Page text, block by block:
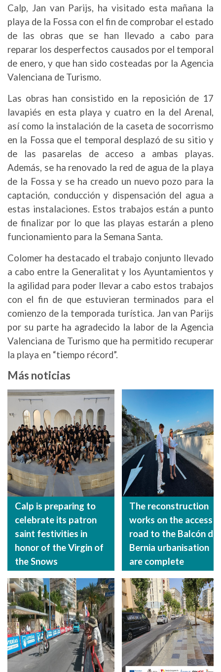
Calp, Jan van Parijs, ha visitado esta mañana la
playa de la Fossa con el fin de comprobar el estado
de las obras que se han llevado a cabo para
reparar los desperfectos causados por el temporal
de enero, y que han sido costeadas por la Agencia
Valenciana de Turismo.
Las obras han consistido en la reposición de 17
lavapiés en esta playa y cuatro en la del Arenal,
así como la instalación de la caseta de socorrismo
en la Fossa que el temporal desplazó de su sitio y
de las pasarelas de acceso a ambas playas.
Además, se ha renovado la red de agua de la playa
de la Fossa y se ha creado un nuevo pozo para la
captación, conducción y dispensación del agua a
estas instalaciones. Estos trabajos están a punto
de finalizar por lo que las playas estarán a pleno
funcionamiento para la Semana Santa.
Colomer ha destacado el trabajo conjunto llevado
a cabo entre la Generalitat y los Ayuntamientos y
la agilidad para poder llevar a cabo estos trabajos
con el fin de que estuvieran terminados para el
comienzo de la temporada turística. Jan van Parijs
por su parte ha agradecido la labor de la Agencia
Valenciana de Turismo que ha permitido recuperar
la playa en “tiempo récord”.
Más noticias
Calp is preparing to
celebrate its patron
saint festivities in
honor of the Virgin of
the Snows
The reconstruction
works on the access
road to the Balcón de
Bernia urbanisation
are complete